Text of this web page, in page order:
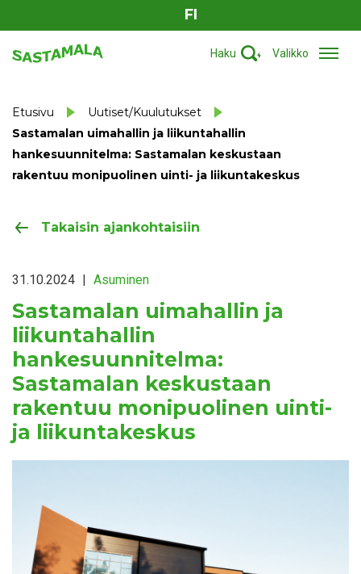
FI
Haku Valikko
Etusivu
Uutiset/Kuulutukset
Sastamalan uimahallin ja liikuntahallin
hankesuunnitelma: Sastamalan keskustaan
rakentuu monipuolinen uinti- ja liikuntakeskus
Takaisin ajankohtaisiin
31.10.2024 | Asuminen
Sastamalan uimahallin ja
liikuntahallin
hankesuunnitelma:
Sastamalan keskustaan
rakentuu monipuolinen uinti-
ja liikuntakeskus